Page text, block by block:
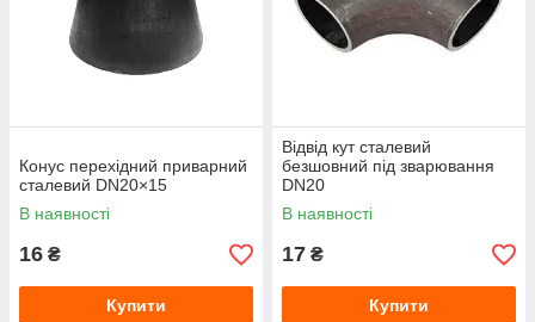
Конус перехідний приварний
сталевий DN20×15
В наявності
16 ₴
Купити
Відвід кут сталевий
безшовний під зварювання
DN20
В наявності
17 ₴
Купити